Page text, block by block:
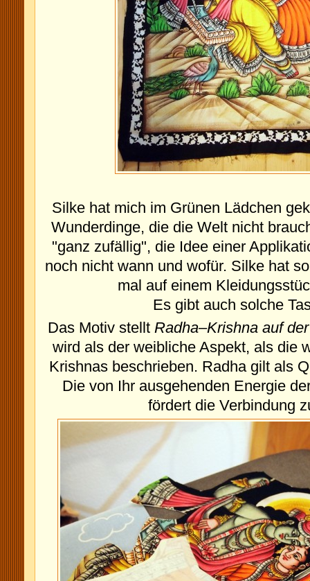
Silke hat mich im Grünen Lädchen
Wunderdinge, die die Welt nicht
"ganz zufällig", die Idee einer
noch nicht wann und wofür. Silke hat
mal auf einem
Es gibt auch solche
Das Motiv stellt Radha–Krishna auf
wird als der weibliche Aspekt, als die
Krishnas beschrieben. Radha gilt als
Die von Ihr ausgehenden Energie
fördert die Verbindung